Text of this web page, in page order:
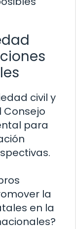
civil y
Consejo
para
la
en la